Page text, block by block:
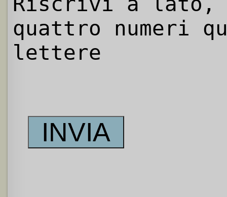
quattro numeri
lettere